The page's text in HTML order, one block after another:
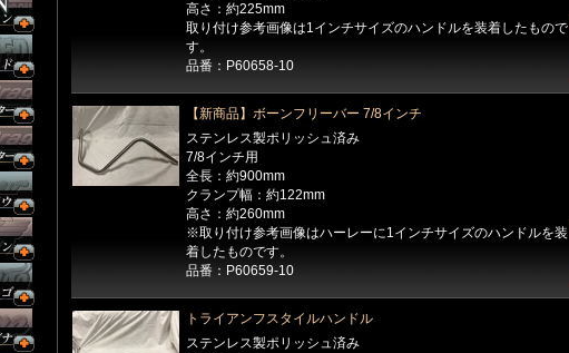
高さ：約225mm
取り付け参考画像は1インチサイズのハンドルを装着したもので
す。
品番：P60658-10
【新商品】ボーンフリーバー 7/8インチ
ステンレス製ポリッシュ済み
7/8インチ用
全長：約900mm
クランプ幅：約122mm
高さ：約260mm
※取り付け参考画像はハーレーに1インチサイズのハンドルを装
着したものです。
品番：P60659-10
トライアンフスタイルハンドル
ステンレス製ポリッシュ済み